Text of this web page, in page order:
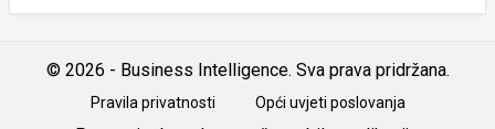
© 2026 - Business Intelligence. Sva prava pridržana.
Pravila privatnosti Opći uvjeti poslovanja